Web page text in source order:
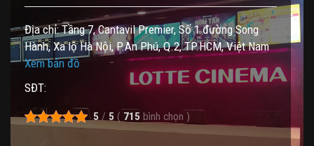
Địa chỉ: Tầng 7, Cantavil Premier, Số 1 đường Song
Hành, Xa lộ Hà Nội, P.An Phú, Q.2, TP.HCM, Việt Nam
Xem bản đồ
SĐT:
5 / 5 ( 715 bình chọn )